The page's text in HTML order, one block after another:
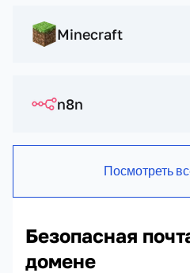
Minecraft
n8n
Посмотреть
Безопасная
домене